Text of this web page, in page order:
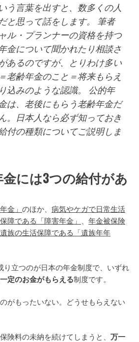
う言葉を出すと、数多くの人
と思って話をします。 筆者
ル・プランナーの資格を持つ
金について聞かれたり相談さ
あるのですが、とりわけ多い
老齢年金のこと＝将来もらえ
込みのような認識。 公的年
は、老後にもらう老齢年金だ
。日本人なら必ず知っておき
付の種類についてご説明しま
には3つの給付があ
金」 のほか、 病気やケガで日常生活
障である「障害年金」
、 年金被保険
族の生活保障である「遺族年年
り立つのが日本の年金制度で、いずれ
定のお金がもらえる制度です。
がもったいない。どうせもらえない
険料の未納を続けてしまうと、 万一